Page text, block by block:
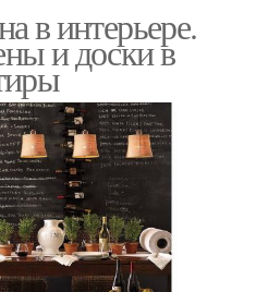
в интерьере.
и доски в